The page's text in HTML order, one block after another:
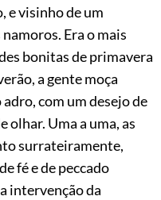
e visinho de um
Era o mais
bonitas de primavera
a gente moça
com um desejo de
olhar. Uma a uma, as
surrateiramente,
fé e de peccado
intervenção da